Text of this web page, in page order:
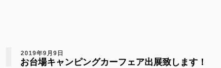
2019年9月9日
お台場キャンピングカーフェア出展致します！